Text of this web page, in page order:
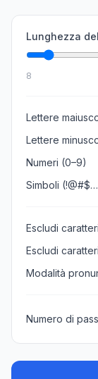
Lunghezza
8
Lettere
Lettere
Numeri (0–9)
Simboli
Escludi
Escludi
Modalità
Numero di